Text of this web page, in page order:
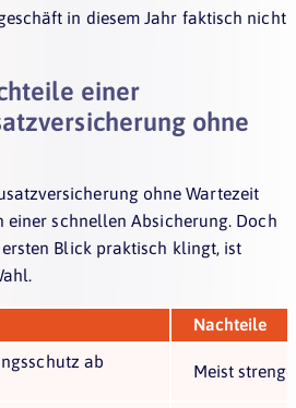
in diesem Jahr faktisch nicht
einer
ohne
ohne Wartezeit
schnellen Absicherung. Doch
Blick praktisch klingt, ist
Nachteile
ab
Meist